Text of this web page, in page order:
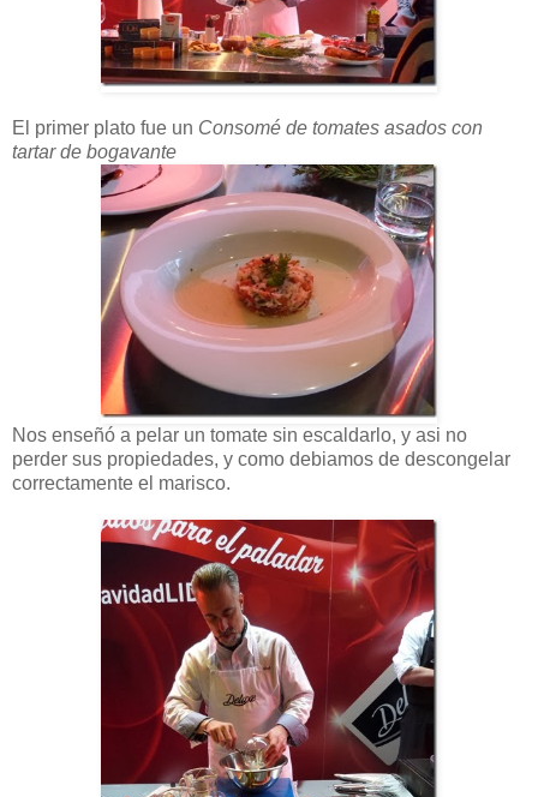
El primer plato fue un Consomé de tomates asados con
tartar de bogavante
Nos enseñó a pelar un tomate sin escaldarlo, y asi no
perder sus propiedades, y como debiamos de descongelar
correctamente el marisco.